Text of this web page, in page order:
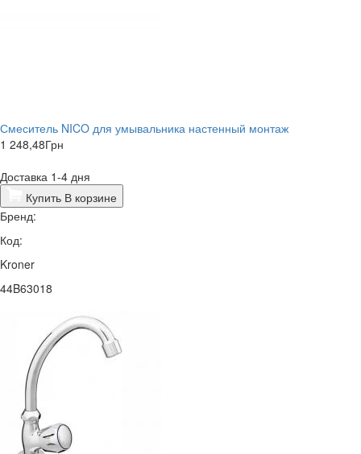
Смеситель NICO для умывальника настенный монтаж
1 248,48Грн
Доставка 1-4 дня
Купить В корзине
Бренд:
Код:
Kroner
44B63018